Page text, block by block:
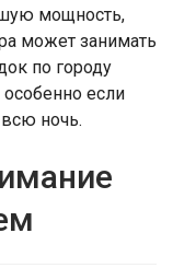
мощность,
может занимать
по городу
особенно если
ночь.